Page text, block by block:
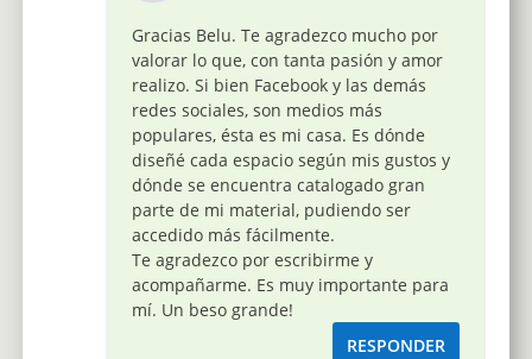
Gracias Belu. Te agradezco mucho por
valorar lo que, con tanta pasión y amor
realizo. Si bien Facebook y las demás
redes sociales, son medios más
populares, ésta es mi casa. Es dónde
diseñé cada espacio según mis gustos y
dónde se encuentra catalogado gran
parte de mi material, pudiendo ser
accedido más fácilmente.
Te agradezco por escribirme y
acompañarme. Es muy importante para
mí. Un beso grande!
RESPONDER